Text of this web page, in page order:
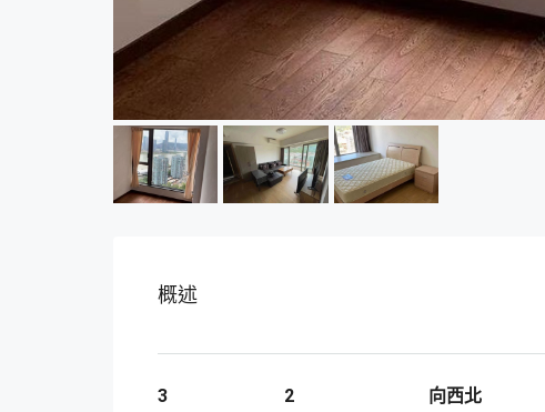
概述
3 2 向西北